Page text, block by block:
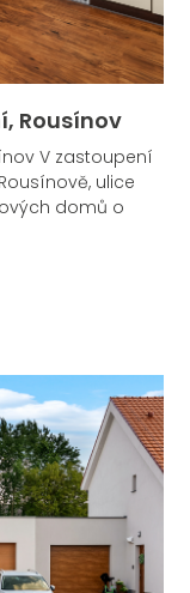
Rousínov
V zastoupení
ulice
domů o